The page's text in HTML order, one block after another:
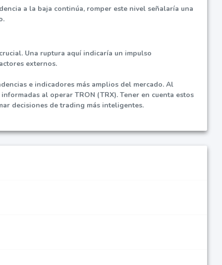
a la baja continúa, romper este nivel señalaría una
Una ruptura aquí indicaría un impulso
externos.
e indicadores más amplios del mercado. Al
al operar TRON (TRX). Tener en cuenta estos
decisiones de trading más inteligentes.